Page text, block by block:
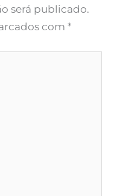
será publicado.
com *